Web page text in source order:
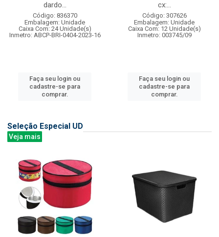
dardo...
Código: 836370
Embalagem: Unidade
Caixa Com: 24 Unidade(s)
Inmetro: ABCP-BRI-0404-2023-16
Faça seu login ou
cadastre-se para
comprar.
cx:...
Código: 307626
Embalagem: Unidade
Caixa Com: 12 Unidade(s)
Inmetro: 003745/09
Faça seu login ou
cadastre-se para
comprar.
Seleção Especial UD
Veja mais